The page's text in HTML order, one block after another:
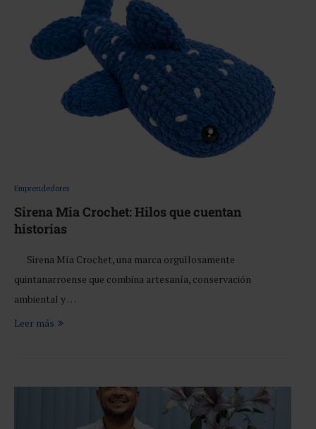
Emprendedores
Sirena Mia Crochet: Hilos que cuentan
historias
Sirena Mía Crochet, una marca orgullosamente
quintanarroense que combina artesanía, conservación
ambiental y …
Leer más